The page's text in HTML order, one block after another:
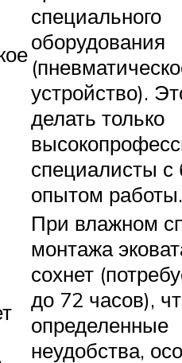
специального
оборудования
устройство).
делать только
специалисты
опытом работы.
При влажном
монтажа
сохнет
до 72 часов),
определенные
неудобства,